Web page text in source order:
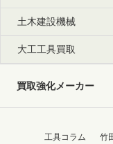
土木建設機械
大工工具買取
買取強化メーカー
工具コラム 竹